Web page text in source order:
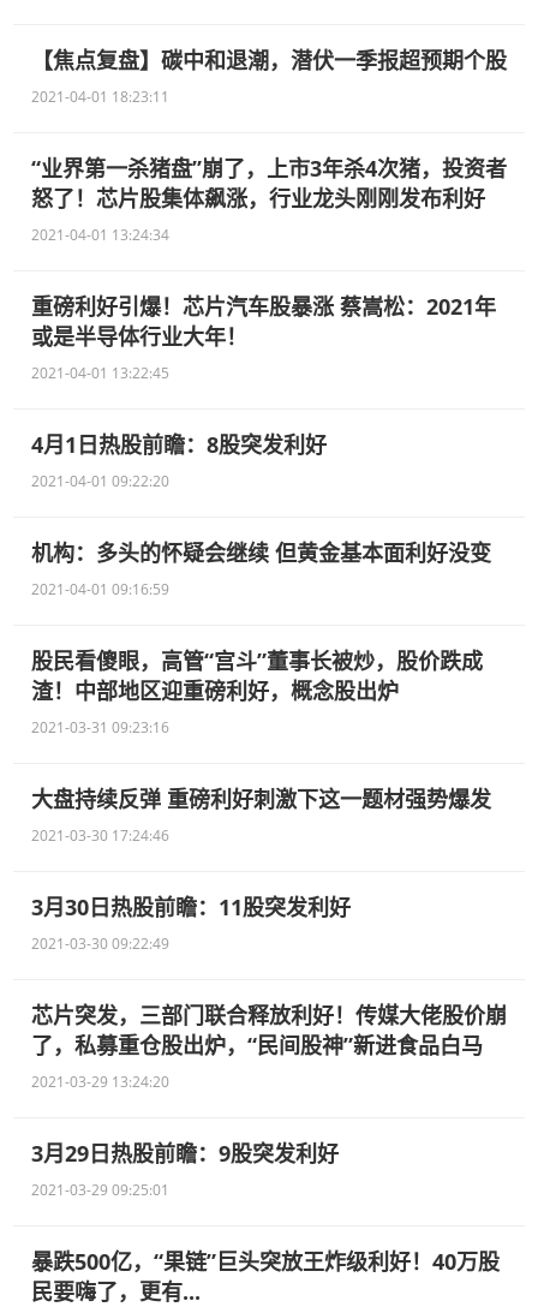
【焦点复盘】碳中和退潮，潜伏一季报超预期个股
2021-04-01 18:23:11
“业界第一杀猪盘”崩了，上市3年杀4次猪，投资者
怒了！芯片股集体飙涨，行业龙头刚刚发布利好
2021-04-01 13:24:34
重磅利好引爆！芯片汽车股暴涨 蔡嵩松：2021年
或是半导体行业大年！
2021-04-01 13:22:45
4月1日热股前瞻：8股突发利好
2021-04-01 09:22:20
机构：多头的怀疑会继续 但黄金基本面利好没变
2021-04-01 09:16:59
股民看傻眼，高管“宫斗”董事长被炒，股价跌成
渣！中部地区迎重磅利好，概念股出炉
2021-03-31 09:23:16
大盘持续反弹 重磅利好刺激下这一题材强势爆发
2021-03-30 17:24:46
3月30日热股前瞻：11股突发利好
2021-03-30 09:22:49
芯片突发，三部门联合释放利好！传媒大佬股价崩
了，私募重仓股出炉，“民间股神”新进食品白马
2021-03-29 13:24:20
3月29日热股前瞻：9股突发利好
2021-03-29 09:25:01
暴跌500亿，“果链”巨头突放王炸级利好！40万股
民要嗨了，更有...